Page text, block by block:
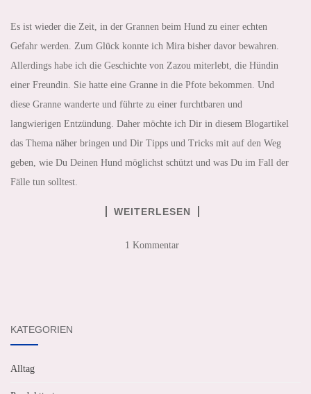
Es ist wieder die Zeit, in der Grannen beim Hund zu einer echten
Gefahr werden. Zum Glück konnte ich Mira bisher davor bewahren.
Allerdings habe ich die Geschichte von Zazou miterlebt, die Hündin
einer Freundin. Sie hatte eine Granne in die Pfote bekommen. Und
diese Granne wanderte und führte zu einer furchtbaren und
langwierigen Entzündung. Daher möchte ich Dir in diesem Blogartikel
das Thema näher bringen und Dir Tipps und Tricks mit auf den Weg
geben, wie Du Deinen Hund möglichst schützt und was Du im Fall der
Fälle tun solltest.
WEITERLESEN
1 Kommentar
KATEGORIEN
Alltag